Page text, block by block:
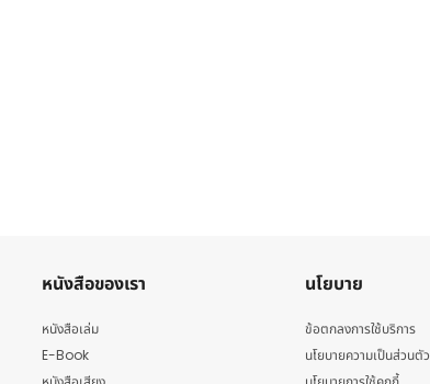
หนังสือของเรา
หนังสือเล่ม
E-Book
นโยบาย
ข้อตกลงการใช้บริการ
นโยบายความเป็นส่วนตัว